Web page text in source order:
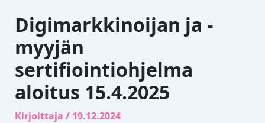
Digimarkkinoijan ja -
myyjän
sertifiointiohjelma
aloitus 15.4.2025
Kirjoittaja / 19.12.2024